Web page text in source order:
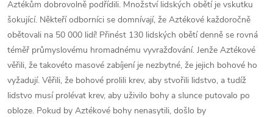
Aztékům dobrovolně podřídili. Množství lidských obětí je vskutku
šokující. Někteří odborníci se domnívají, že Aztékové každoročně
obětovali na 50 000 lidí! Přinést 130 lidských obětí denně se rovná
téměř průmyslovému hromadnému vyvražďování. Jenže Aztékové
věřili, že takovéto masové zabíjení je nezbytné, že jejich bohové ho
vyžadují. Věřili, že bohové prolili krev, aby stvořili lidstvo, a tudíž
lidstvo musí prolévat krev, aby uživilo bohy a slunce putovalo po
obloze. Pokud by Aztékové bohy nenasytili, došlo by